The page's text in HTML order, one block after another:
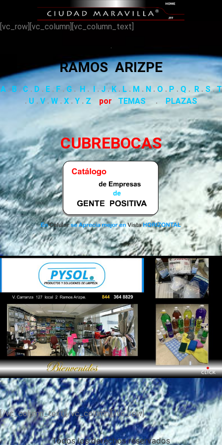
[vc_row][vc_column][vc_column_text]
.
RAMOS ARIZPE
A. B . C . D . E . F . G . H . I . J .K . L . M . N . O . P . Q . R . S .T
. U . V . W . X . Y . Z por TEMAS . PLAZAS
CUBREBOCAS
.
.
[/vc_column_text][/vc_column][/vc_row]
Todos los derechos reservados